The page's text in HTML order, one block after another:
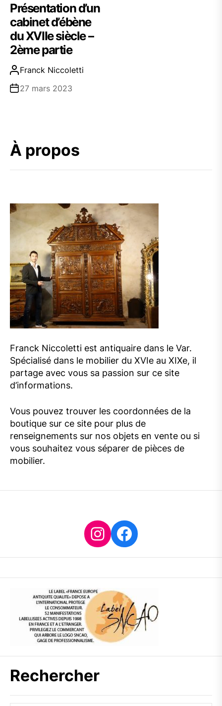
Présentation d’un
cabinet d’ébène
du XVIIe siècle –
2ème partie
Franck Niccoletti
27 mars 2023
À propos
Franck Niccoletti est antiquaire dans le Var.
Spécialisé dans le mobilier du XVIe au XIXe, il
partage avec vous sa passion sur ce site
d’informations.
Vous pouvez trouver les coordonnées de la
boutique sur ce site pour plus de
renseignements sur nos objets en vente ou si
vous souhaitez vous séparer de pièces de
mobilier.
Instagram
Facebook
Rechercher